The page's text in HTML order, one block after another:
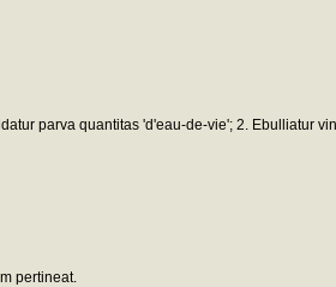
parva quantitas 'd'eau-de-vie'; 2. Ebulliatur
pertineat.